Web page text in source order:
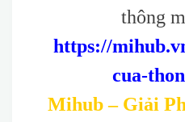
thông
https://
cua-
Mihub – Giải